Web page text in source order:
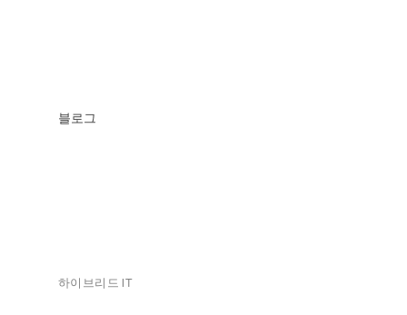
블로그
하이브리드 IT